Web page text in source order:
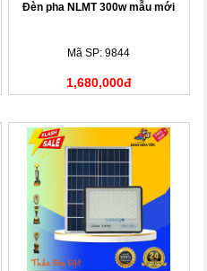
Đèn pha NLMT 300w mẫu mới
Mã SP: 9844
1,680,000đ